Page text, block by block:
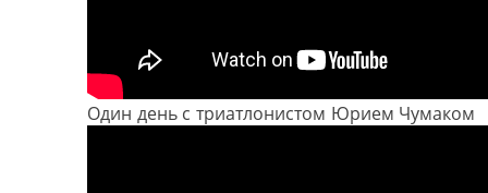
Один день с триатлонистом Юрием Чумаком